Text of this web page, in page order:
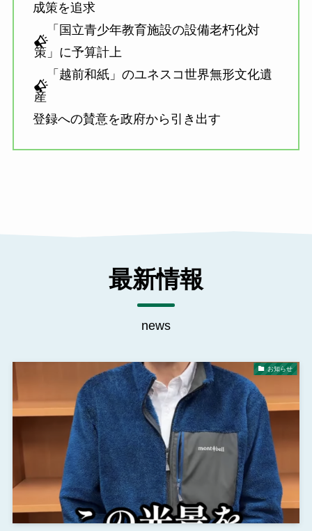
成策を追求
「国立青少年教育施設の設備老朽化対
策」に予算計上
「越前和紙」のユネスコ世界無形文化遺
産
登録への賛意を政府から引き出す
最新情報
news
お知らせ